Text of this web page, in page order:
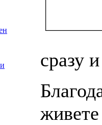
сразу